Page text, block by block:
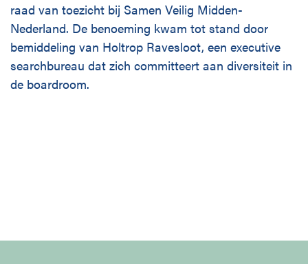
raad van toezicht bij Samen Veilig Midden-
Nederland. De benoeming kwam tot stand door
bemiddeling van Holtrop Ravesloot, een executive
searchbureau dat zich committeert aan diversiteit in
de boardroom.